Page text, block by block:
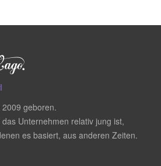
geboren.
Unternehmen relativ jung ist,
es basiert, aus anderen Zeiten.